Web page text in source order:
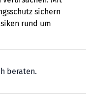
sichern
rund um
beraten.